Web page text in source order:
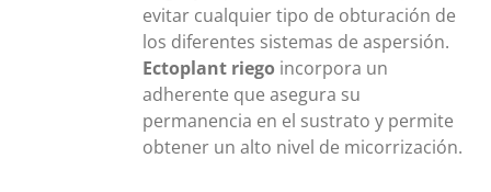
evitar cualquier tipo de obturación de
los diferentes sistemas de aspersión.
Ectoplant riego incorpora un
adherente que asegura su
permanencia en el sustrato y permite
obtener un alto nivel de micorrización.